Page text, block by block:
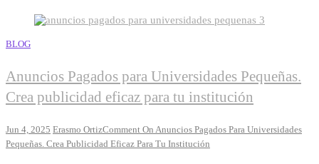
BLOG
Anuncios Pagados para Universidades Pequeñas.
Crea publicidad eficaz para tu institución
Jun 4, 2025 Erasmo OrtizComment On Anuncios Pagados Para Universidades
Pequeñas. Crea Publicidad Eficaz Para Tu Institución